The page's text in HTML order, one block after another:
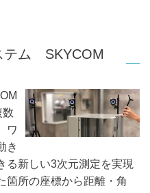
テム SKYCOM
数
ワ
き
る新しい3次元測定を実現
箇所の座標から距離・角